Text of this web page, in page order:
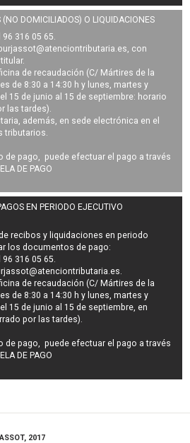
(NO DOMICILIADOS) O LIQUIDACIONES
316 05 65.
, con
de recaudación (C/ Mártires de la
de 8:30 a 14:30 h y lunes, martes y
15 de junio al 15 de septiembre: horario
las tardes).
además, en sede electrónica en el
tributarios.
de pago, puede efectuar el pago a través
DE PAGO
EN PERIODO EJECUTIVO
recibos y liquidaciones en periodo
los documentos de pago:
316 05 65.
.
de recaudación (C/ Mártires de la
de 8:30 a 14:30 h y lunes, martes y
15 de junio al 15 de septiembre, en
por las tardes).
de pago, puede efectuar el pago a través
DE PAGO
2017